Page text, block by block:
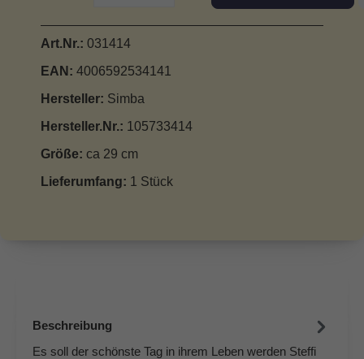
Art.Nr.: 031414
EAN: 4006592534141
Hersteller: Simba
Hersteller.Nr.: 105733414
Größe: ca 29 cm
Lieferumfang: 1 Stück
Beschreibung
Es soll der schönste Tag in ihrem Leben werden Steffi